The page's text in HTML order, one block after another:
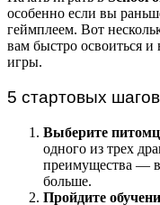
особенно если вы
геймплеем. Вот
вам быстро освоиться и
игры.
5 стартовых шагов
Выберите
одного из трех
преимущества —
больше.
Пройдите